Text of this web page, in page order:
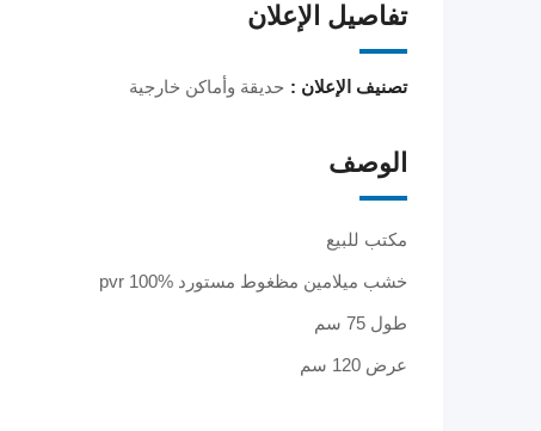
تفاصيل الإعلان
تصنيف الإعلان : حديقة وأماكن خارجية
الوصف
مكتب للبيع
خشب ميلامين مظغوط مستورد pvr 100%
طول 75 سم
عرض 120 سم